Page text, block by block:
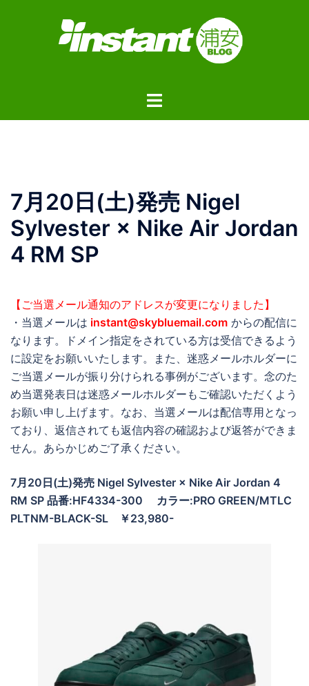
ト
ー
7月20日(土)発売 Nigel
Sylvester × Nike Air Jordan
4 RM SP
【ご当選メール通知のアドレスが変更になりました】
・当選メールは instant@skybluemail.com からの配信に
なります。ドメイン指定をされている方は受信できるよう
に設定をお願いいたします。また、迷惑メールホルダーに
ご当選メールが振り分けられる事例がございます。念のた
め当選発表日は迷惑メールホルダーもご確認いただくよう
お願い申し上げます。なお、当選メールは配信専用となっ
ており、返信されても返信内容の確認および返答ができま
せん。あらかじめご了承ください。
7月20日(土)発売 Nigel Sylvester × Nike Air Jordan 4
RM SP 品番:HF4334-300
カラー:PRO GREEN/MTLC
PLTNM-BLACK-SL ￥23,980-